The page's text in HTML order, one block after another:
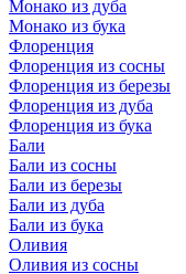
Монако из дуба
Монако из бука
Флоренция
Флоренция из сосны
Флоренция из березы
Флоренция из дуба
Флоренция из бука
Бали
Бали из сосны
Бали из березы
Бали из дуба
Бали из бука
Оливия
Оливия из сосны